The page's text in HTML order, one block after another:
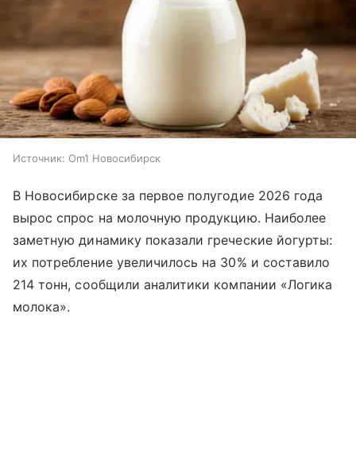
Источник: Om1 Новосибирск
В Новосибирске за первое полугодие 2026 года
вырос спрос на молочную продукцию. Наиболее
заметную динамику показали греческие йогурты:
их потребление увеличилось на 30% и составило
214 тонн, сообщили аналитики компании «Логика
молока».